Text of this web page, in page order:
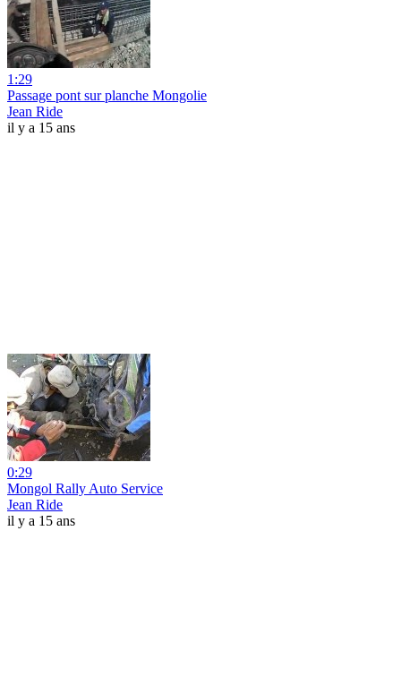
1:29
Passage pont sur planche Mongolie
Jean Ride
il y a 15 ans
0:29
Mongol Rally Auto Service
Jean Ride
il y a 15 ans